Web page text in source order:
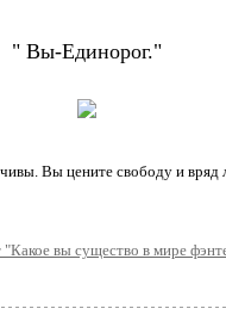
" Вы-Единорог."
Вы цените свободу и вряд
"Какое вы существо в мире